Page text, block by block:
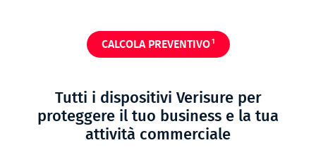
CALCOLA PREVENTIVO 1
Tutti i dispositivi Verisure per
proteggere il tuo business e la tua
attività commerciale